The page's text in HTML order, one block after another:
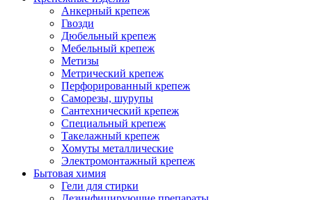
Анкерный крепеж
Гвозди
Дюбельный крепеж
Мебельный крепеж
Метизы
Метрический крепеж
Перфорированный крепеж
Саморезы, шурупы
Сантехнический крепеж
Специальный крепеж
Такелажный крепеж
Хомуты металлические
Электромонтажный крепеж
Бытовая химия
Гели для стирки